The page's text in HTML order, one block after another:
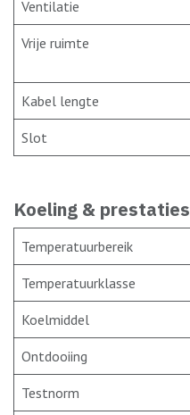
Ventilatie
Vrije ruimte
Kabel lengte
Slot
Koeling & prestaties
Temperatuurbereik
Temperatuurklasse
Koelmiddel
Ontdooiing
Testnorm